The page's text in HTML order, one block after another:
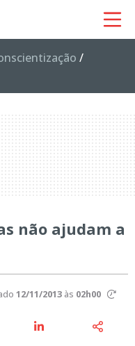
/
não ajudam a
12/11/2013às 02h00